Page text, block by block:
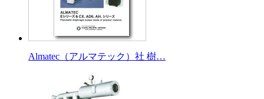
Almatec（アルマテック）社 樹…